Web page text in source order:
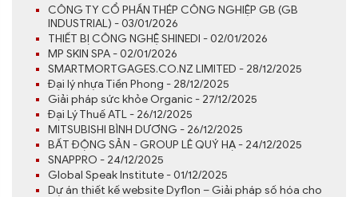
CÔNG TY CỔ PHẦN THÉP CÔNG NGHIỆP GB (GB
INDUSTRIAL) - 03/01/2026
THIẾT BỊ CÔNG NGHỆ SHINEDI - 02/01/2026
MP SKIN SPA - 02/01/2026
SMARTMORTGAGES.CO.NZ LIMITED - 28/12/2025
Đại lý nhựa Tiền Phong - 28/12/2025
Giải pháp sức khỏe Organic - 27/12/2025
Đại Lý Thuế ATL - 26/12/2025
MITSUBISHI BÌNH DƯƠNG - 26/12/2025
BẤT ĐỘNG SẢN - GROUP LÊ QUÝ HẠ - 24/12/2025
SNAPPRO - 24/12/2025
Global Speak Institute - 01/12/2025
Dự án thiết kế website Dyflon – Giải pháp số hóa cho